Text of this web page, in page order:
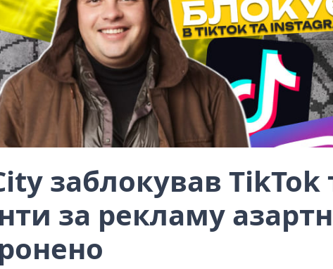
заблокував
за рекламу